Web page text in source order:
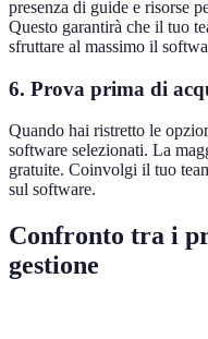
presenza di guide e risorse
Questo garantirà che il tuo
sfruttare al massimo il
6. Prova prima di
Quando hai ristretto le
software selezionati. La
gratuite. Coinvolgi il tuo
sul software.
Confronto tra i
gestione